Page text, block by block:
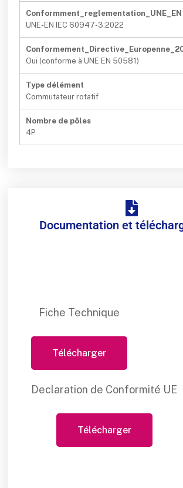
Conformment_reglementation_UNE_EN
UNE-EN IEC 60947-3:2022
Oui (conforme à UNE EN 50581)
Type délément
Commutateur rotatif
Nombre de pôles
4P
Documentation et
Fiche Technique
Télécharger
Declaration de Conformité UE
Télécharger